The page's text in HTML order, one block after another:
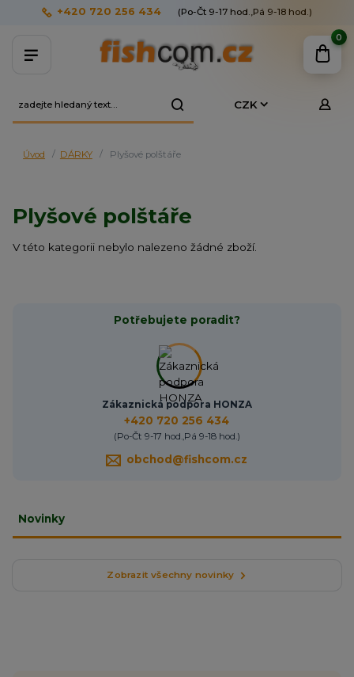
CZK
+420 720 256 434 (Po-Čt 9-17 hod.,Pá 9-18 hod.)
0
Úvod DÁRKY Plyšové polštáře
Plyšové polštáře
V této kategorii nebylo nalezeno žádné zboží.
Potřebujete poradit?
Zákaznická podpora HONZA
+420 720 256 434
(Po-Čt 9-17 hod.,Pá 9-18 hod.)
obchod@fishcom.cz
Novinky
Zobrazit všechny novinky